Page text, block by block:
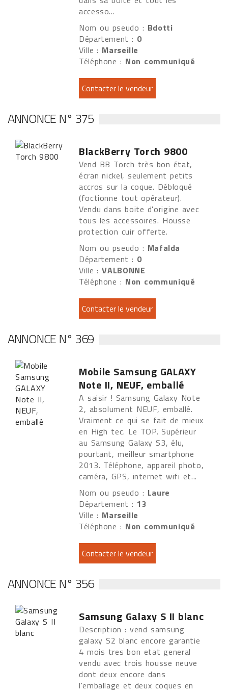
accesso...
Nom ou pseudo : Bdotti
Département : 0
Ville : Marseille
Téléphone : Non communiqué
ANNONCE N° 375
BlackBerry Torch 9800
Vend BB Torch très bon état,
écran nickel, seulement petits
accros sur la coque. Débloqué
(foctionne tout opérateur).
Vendu dans boite d'origine avec
tous les accessoires. Housse
protection cuir offerte.
Nom ou pseudo : Mafalda
Département : 0
Ville :VALBONNE
Téléphone : Non communiqué
ANNONCE N° 369
Mobile Samsung GALAXY
Note II, NEUF, emballé
A saisir ! Samsung Galaxy Note
2, absolument NEUF, emballé.
Vraiment ce qui se fait de mieux
en High tec. Le TOP. Supérieur
au Samsung Galaxy S3, élu,
pourtant, meilleur smartphone
2013. Téléphone, appareil photo,
caméra, GPS, internet wifi et...
Nom ou pseudo : Laure
Département : 13
Ville : Marseille
Téléphone : Non communiqué
ANNONCE N° 356
Samsung Galaxy S II blanc
Description : vend samsung
galaxy S2 blanc encore garantie
4 mois tres bon etat general
vendu avec trois housse neuve
dont deux encore dans
l'emballage et deux coques en